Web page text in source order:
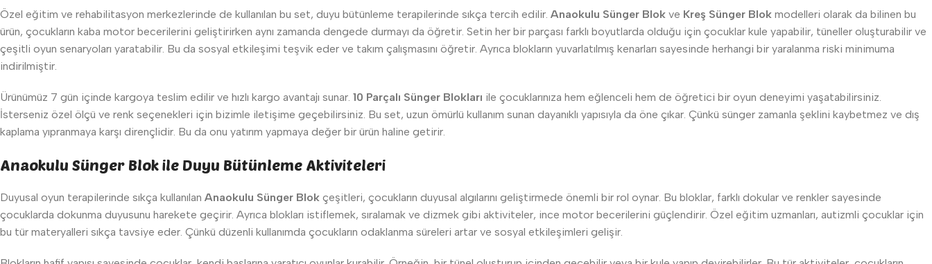
Özel eğitim ve rehabilitasyon merkezlerinde de kullanılan bu set, duyu bütünleme terapilerinde sıkça tercih edilir. Anaokulu Sünger Blok ve Kreş Sünger Blok modelleri olarak da bilinen bu
ürün, çocukların kaba motor becerilerini geliştirirken aynı zamanda dengede durmayı da öğretir. Setin her bir parçası farklı boyutlarda olduğu için çocuklar kule yapabilir, tüneller oluşturabilir ve
çeşitli oyun senaryoları yaratabilir. Bu da sosyal etkileşimi teşvik eder ve takım çalışmasını öğretir. Ayrıca blokların yuvarlatılmış kenarları sayesinde herhangi bir yaralanma riski minimuma
indirilmiştir.
Ürünümüz 7 gün içinde kargoya teslim edilir ve hızlı kargo avantajı sunar. 10 Parçalı Sünger Blokları ile çocuklarınıza hem eğlenceli hem de öğretici bir oyun deneyimi yaşatabilirsiniz.
İsterseniz özel ölçü ve renk seçenekleri için bizimle iletişime geçebilirsiniz. Bu set, uzun ömürlü kullanım sunan dayanıklı yapısıyla da öne çıkar. Çünkü sünger zamanla şeklini kaybetmez ve dış
kaplama yıpranmaya karşı dirençlidir. Bu da onu yatırım yapmaya değer bir ürün haline getirir.
Anaokulu Sünger Blok ile Duyu Bütünleme Aktiviteleri
Duyusal oyun terapilerinde sıkça kullanılan Anaokulu Sünger Blok çeşitleri, çocukların duyusal algılarını geliştirmede önemli bir rol oynar. Bu bloklar, farklı dokular ve renkler sayesinde
çocuklarda dokunma duyusunu harekete geçirir. Ayrıca blokları istiflemek, sıralamak ve dizmek gibi aktiviteler, ince motor becerilerini güçlendirir. Özel eğitim uzmanları, autizmli çocuklar için
bu tür materyalleri sıkça tavsiye eder. Çünkü düzenli kullanımda çocukların odaklanma süreleri artar ve sosyal etkileşimleri gelişir.